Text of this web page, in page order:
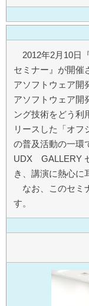
2012年2月10日
セミナー』が開催
アソフトウェア開
アソフトウェア開
ング技術をどう利
リースした「オフ
の普及活動の一環
UDX GALLERY
き、講演に熱心に
なお、このセミ
す。